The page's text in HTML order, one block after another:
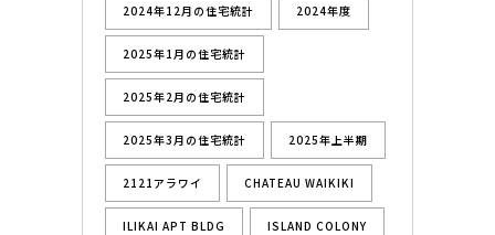
2024年12月の住宅統計 2024年度
2025年1月の住宅統計
2025年2月の住宅統計
2025年3月の住宅統計 2025年上半期
2121アラワイ CHATEAU WAIKIKI
ILIKAI APT BLDG ISLAND COLONY